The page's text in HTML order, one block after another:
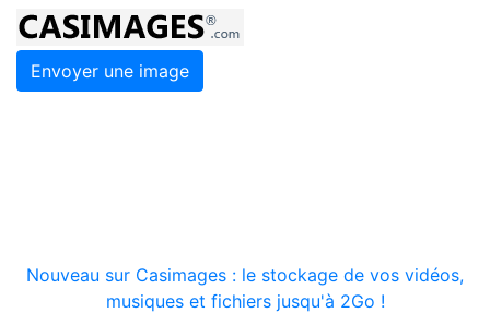
Envoyer une image
Nouveau sur Casimages : le stockage de vos vidéos,
musiques et fichiers jusqu'à 2Go !